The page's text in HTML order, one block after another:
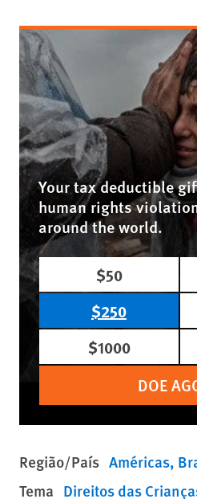
Your tax deductible
human rights
around the world.
$50
$250
$1000
DOE
Região/País Américas
Tema Direitos das